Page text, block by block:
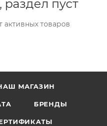
пуст
товаров
МАГАЗИН
БРЕНДЫ